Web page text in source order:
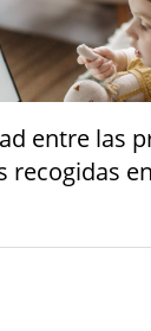
entre las
recogidas